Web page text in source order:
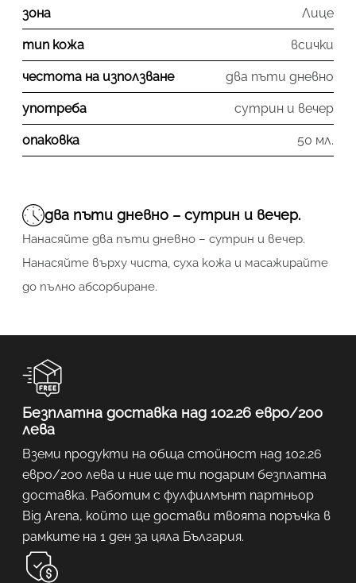
зона Лице
тип кожа всички
честота на използване два пъти дневно
употреба сутрин и вечер
опаковка 50 мл.
два пъти дневно – сутрин и вечер.
Нанасяйте два пъти дневно – сутрин и вечер.
Нанасяйте върху чиста, суха кожа и масажирайте
до пълно абсорбиране.
Безплатна доставка над 102.26 евро/200
лева
Вземи продукти на обща стойност над 102.26
евро/200 лева и ние ще ти подарим безплатна
доставка. Работим с фулфилмънт партньор
Big Arena, който ще достави твоята поръчка в
рамките на 1 ден за цяла България.